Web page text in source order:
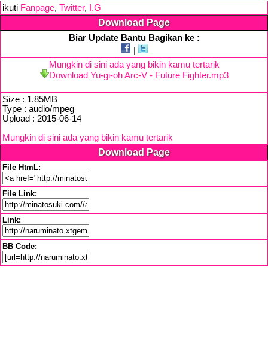
ikuti Fanpage, Twitter, I.G
Download Page
Biar Update Bantu Bagikan ke :
Mungkin di sini ada yang bikin kamu tertarik
Download Yu-gi-oh Arc-V - Future Fighter.mp3
Size : 1.85MB
Type : audio/mpeg
Upload : 2015-06-14
Mungkin di sini ada yang bikin kamu tertarik
Download Page
File HtmL:
File Link:
Link:
BB Code: